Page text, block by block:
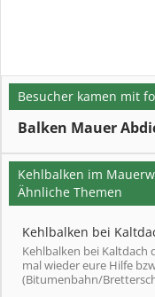
Besucher kamen mit
Balken Mauer
Kehlbalken im
Ähnliche Themen
Kehlbalken bei
Kehlbalken bei Kaltdach
mal wieder eure Hilfe
(Bitumenbahn/